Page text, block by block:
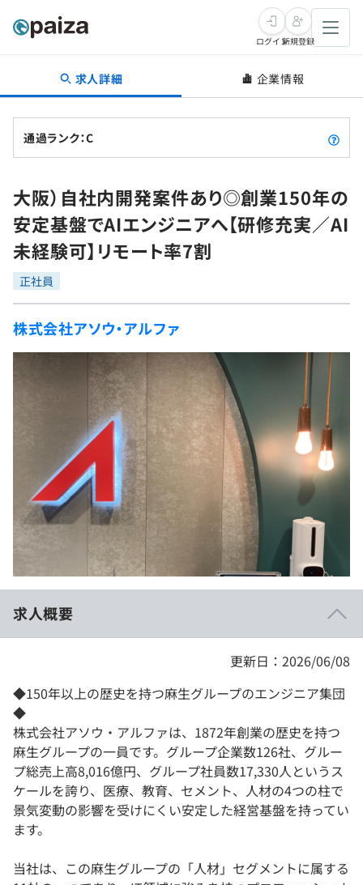
転職・キャリア
転職成功ガイド
転職エージェント
インタビュー
転職成功ガイド
新卒就活
求人検索
本選考
インターン
新卒エージェント
イベント・セミナー
就活成功ガイド
学習
問題集
4択課題
個人向けプラン
法人向けプラン
学校向けプラン
契約内容・クーポン
プログラミング言語
再チャレンジ結果一覧
ゲーム・マンガ
Tech Team Journal
paizaとは？
ログイン新規登録
求人詳細 企業情報
通過ランク：C
大阪）自社内開発案件あり◎創業150年の
安定基盤でAIエンジニアへ【研修充実／AI
未経験可】リモート率7割
正社員
株式会社アソウ・アルファ
求人概要
更新日：2026/06/08
◆150年以上の歴史を持つ麻生グループのエンジニア集団
◆
株式会社アソウ・アルファは、1872年創業の歴史を持つ
麻生グループの一員です。グループ企業数126社、グルー
プ総売上高8,016億円、グループ社員数17,330人というス
ケールを誇り、医療、教育、セメント、人材の4つの柱で
景気変動の影響を受けにくい安定した経営基盤を持ってい
ます。
当社は、この麻生グループの「人材」セグメントに属する